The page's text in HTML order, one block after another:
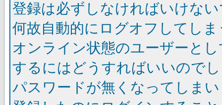
登録は必ずしなければいけな
何故自動的にログオフしてし
オンライン状態のユーザーと
するにはどうすればいいので
パスワードが無くなってしま